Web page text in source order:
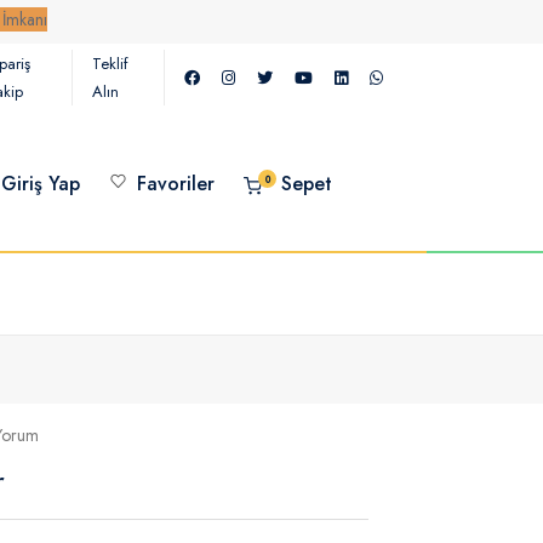
Teklif
Alın
Giriş Yap Favoriler 0 Sepet